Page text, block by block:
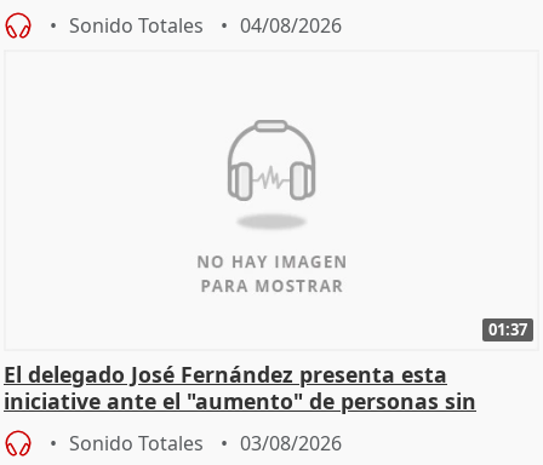
Sonido Totales 04/08/2026
01:37
El delegado José Fernández presenta esta
iniciative ante el "aumento" de personas sin
hogar en Madri
Sonido Totales 03/08/2026